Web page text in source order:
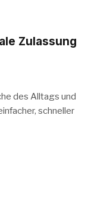
Zulassung
des Alltags und
schneller